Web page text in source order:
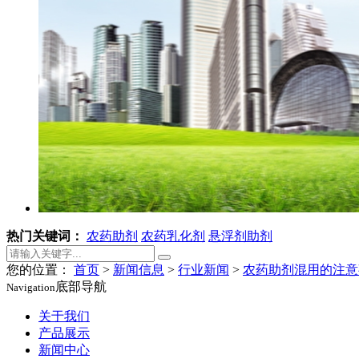
热门关键词： 农药助剂 农药乳化剂 悬浮剂助剂
您的位置： 首页 > 新闻信息 > 行业新闻 > 农药助剂混用的注
Navigation底部导航
关于我们
产品展示
新闻中心